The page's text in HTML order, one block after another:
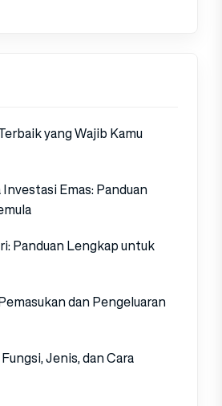
yang Wajib Kamu
Emas: Panduan
Panduan Lengkap untuk
dan Pengeluaran
Jenis, dan Cara